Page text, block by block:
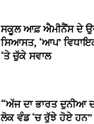
ਸਕੂਲ ਆਫ਼ ਐਮੀਨੈਂਸ ਦੇ
ਸਿਆਸਤ, ‘ਆਪ’
‘ਤੇ ਚੁੱਕੇ ਸਵਾਲ
“ਅੱਜ ਦਾ ਭਾਰਤ ਦੁਨੀਆ
ਲੋਕ ਵੰਡ ‘ਚ ਰੁੱਝੇ ਹੋਏ